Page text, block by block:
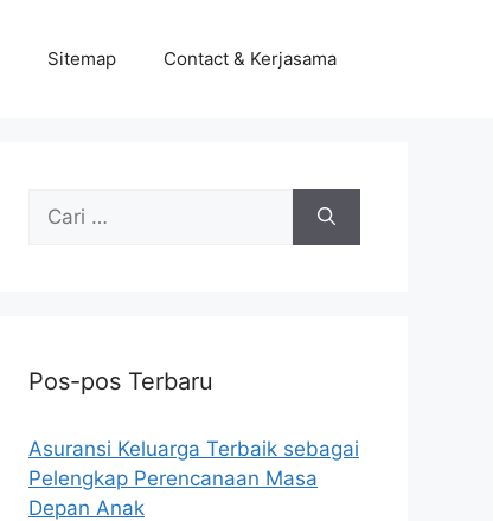
Sitemap Contact & Kerjasama
Cari
Pos-pos Terbaru
Asuransi Keluarga Terbaik sebagai
Pelengkap Perencanaan Masa
Depan Anak